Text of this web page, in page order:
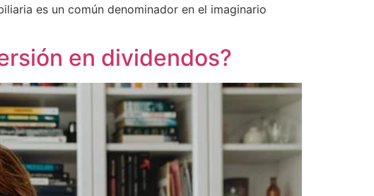
es un común denominador en el imaginario
en dividendos?